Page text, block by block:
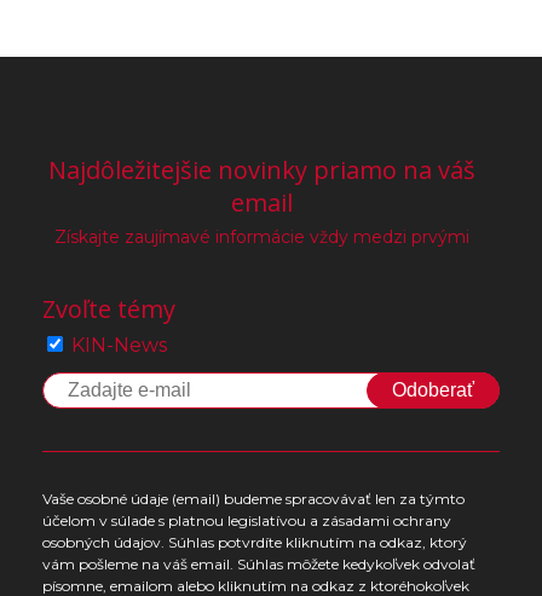
Najdôležitejšie novinky priamo na váš
email
Získajte zaujímavé informácie vždy medzi prvými
Zvoľte témy
KIN-News
Odoberať
Vaše osobné údaje (email) budeme spracovávať len za týmto
účelom v súlade s platnou legislatívou a zásadami ochrany
osobných údajov. Súhlas potvrdíte kliknutím na odkaz, ktorý
vám pošleme na váš email. Súhlas môžete kedykoľvek odvolať
písomne, emailom alebo kliknutím na odkaz z ktoréhokoľvek